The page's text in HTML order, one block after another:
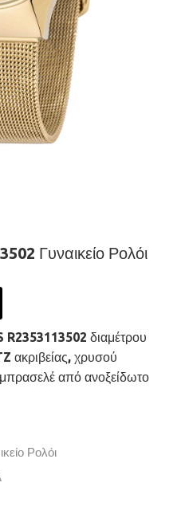
Γυναικείο Ρολόι
R2353113502 διαμέτρου
ακριβείας, χρυσού
από ανοξείδωτο
Ρολόι